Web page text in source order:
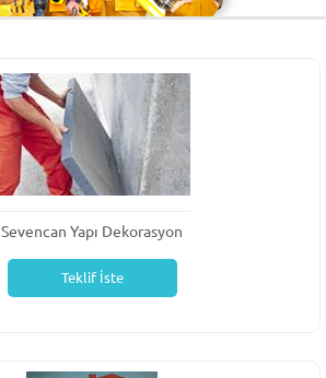
Sevencan Yapı Dekorasyon
Teklif İste